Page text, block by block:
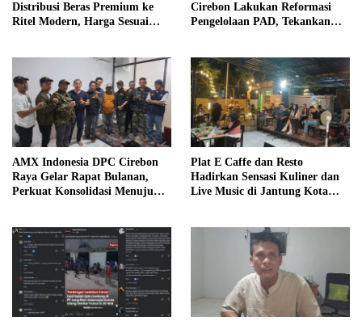
Distribusi Beras Premium ke
Ritel Modern, Harga Sesuai
Cirebon Lakukan Reformasi
Pengelolaan PAD, Tekankan
AMX Indonesia DPC Cirebon
Raya Gelar Rapat Bulanan,
Perkuat Konsolidasi Menuju
Plat E Caffe dan Resto
Hadirkan Sensasi Kuliner dan
Live Music di Jantung Kota